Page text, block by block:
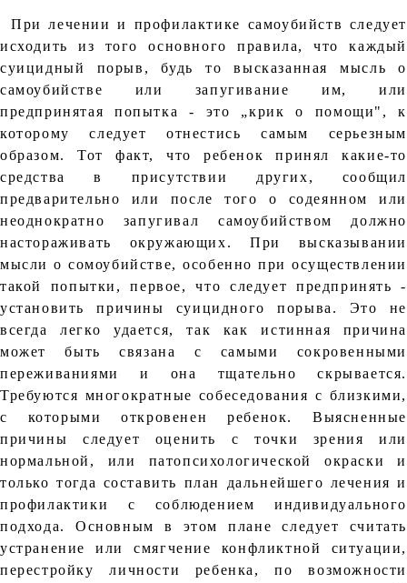
При лечении и профилактике самоубийств следует
исходить из того основного правила, что каждый
суицидный порыв, будь то высказанная мысль о
самоубийстве или запугивание им, или
предпринятая попытка - это „крик о помощи", к
которому следует отнестись самым серьезным
образом. Тот факт, что ребенок принял какие-то
средства в присутствии других, сообщил
предварительно или после того о содеянном или
неоднократно запугивал самоубийством должно
настораживать окружающих. При высказывании
мысли о сомоубийстве, особенно при осуществлении
такой попытки, первое, что следует предпринять -
установить причины суицидного порыва. Это не
всегда легко удается, так как истинная причина
может быть связана с самыми сокровенными
переживаниями и она тщательно скрывается.
Требуются многократные собеседования с близкими,
с которыми откровенен ребенок. Выясненные
причины следует оценить с точки зрения или
нормальной, или патопсихологической окраски и
только тогда составить план дальнейшего лечения и
профилактики с соблюдением индивидуального
подхода. Основным в этом плане следует считать
устранение или смягчение конфликтной ситуации,
перестройку личности ребенка, по возможности